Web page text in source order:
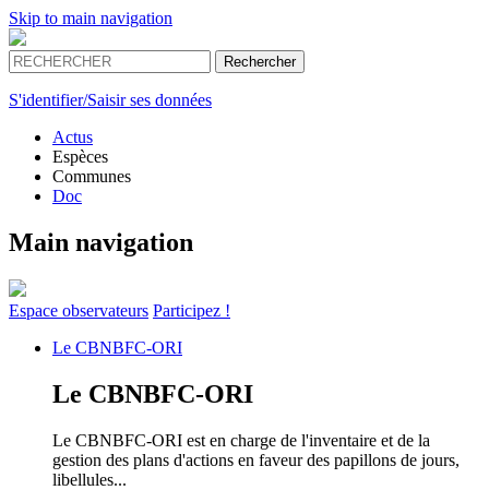
Skip to main navigation
S'identifier/Saisir ses données
Actus
Espèces
Communes
Doc
Main navigation
Espace observateurs Participez !
Le CBNBFC-ORI
Le CBNBFC-ORI
Le CBNBFC-ORI est en charge de l'inventaire et de la
gestion des plans d'actions en faveur des papillons de jours,
libellules...